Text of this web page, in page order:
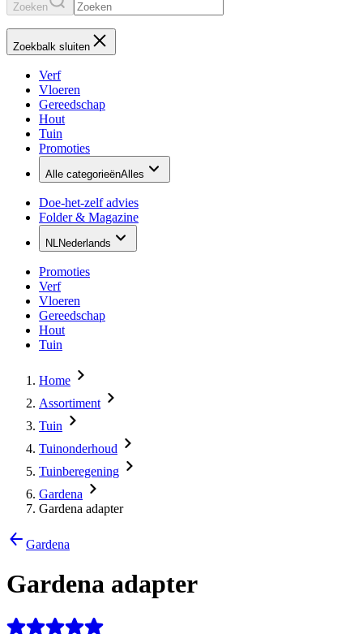
Zoeken
Zoekbalk sluiten
Verf
Vloeren
Gereedschap
Hout
Tuin
Promoties
Alle categorieënAlles
Doe-het-zelf advies
Folder & Magazine
NLNederlands
Promoties
Verf
Vloeren
Gereedschap
Hout
Tuin
Home
Assortiment
Tuin
Tuinonderhoud
Tuinberegening
Gardena
Gardena adapter
Gardena
Gardena adapter